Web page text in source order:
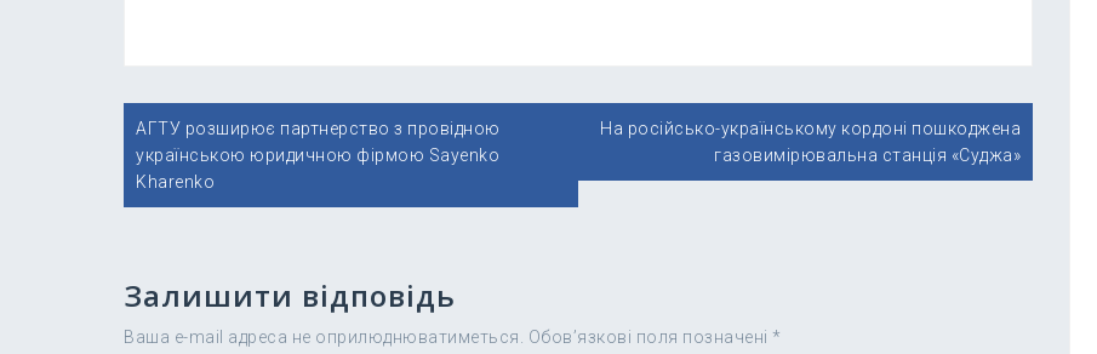
Навігація
записів
АГТУ розширює партнерство з провідною
українською юридичною фірмою Sayenko
Kharenko
На російсько-українському кордоні пошкоджена
газовимірювальна станція «Суджа»
Залишити відповідь
Ваша e-mail адреса не оприлюднюватиметься. Обов’язкові поля позначені *